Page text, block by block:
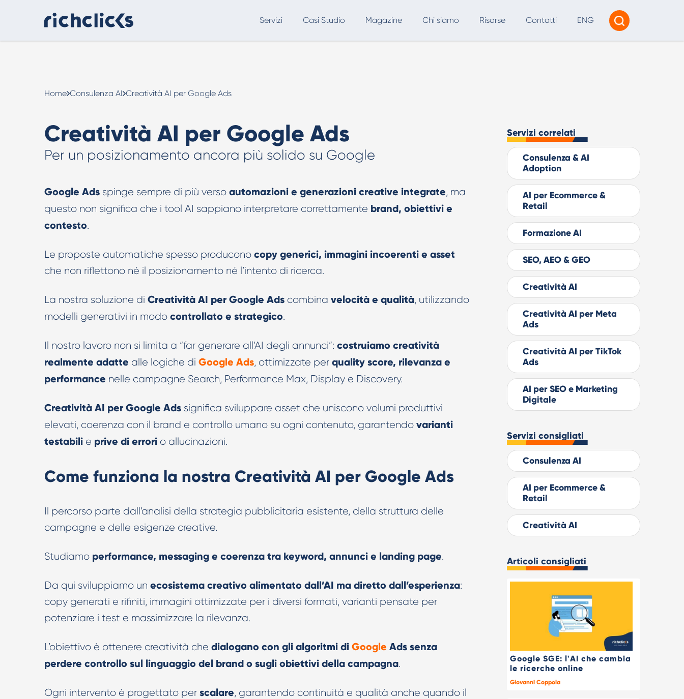
Servizi
Consulenza AI
Strumenti e strategie pratiche per usare
l’intelligenza artificiale in modo efficace.
AI per Ecommerce & Retail
Formazione AI
Creatività AI per Google Ads
Casi Studio Magazine Chi siamo Risorse Contatti ENG
Home Consulenza AI Creatività AI per Google Ads
Creatività AI per Google Ads
Per un posizionamento ancora più solido su Google
Google Ads spinge sempre di più verso automazioni e generazioni creative integrate, ma
questo non significa che i tool AI sappiano interpretare correttamente brand, obiettivi e
contesto.
Le proposte automatiche spesso producono copy generici, immagini incoerenti e asset
che non riflettono né il posizionamento né l’intento di ricerca.
La nostra soluzione di Creatività AI per Google Ads combina velocità e qualità, utilizzando
modelli generativi in modo controllato e strategico.
Il nostro lavoro non si limita a “far generare all’AI degli annunci”: costruiamo creatività
realmente adatte alle logiche di Google Ads, ottimizzate per quality score, rilevanza e
performance nelle campagne Search, Performance Max, Display e Discovery.
Creatività AI per Google Ads significa sviluppare asset che uniscono volumi produttivi
elevati, coerenza con il brand e controllo umano su ogni contenuto, garantendo varianti
testabili e prive di errori o allucinazioni.
Come funziona la nostra Creatività AI per Google Ads
Il percorso parte dall’analisi della strategia pubblicitaria esistente, della struttura delle
campagne e delle esigenze creative.
Studiamo performance, messaging e coerenza tra keyword, annunci e landing page.
Da qui sviluppiamo un ecosistema creativo alimentato dall’AI ma diretto dall’esperienza:
copy generati e rifiniti, immagini ottimizzate per i diversi formati, varianti pensate per
potenziare i test e massimizzare la rilevanza.
L’obiettivo è ottenere creatività che dialogano con gli algoritmi di Google Ads senza
perdere controllo sul linguaggio del brand o sugli obiettivi della campagna.
Ogni intervento è progettato per scalare, garantendo continuità e qualità anche quando il
Servizi correlati
Consulenza & AI
Adoption
AI per Ecommerce &
Retail
Formazione AI
SEO, AEO & GEO
Creatività AI
Creatività AI per Meta
Ads
Creatività AI per TikTok
Ads
AI per SEO e Marketing
Digitale
Servizi consigliati
Consulenza AI
AI per Ecommerce &
Retail
Creatività AI
Articoli consigliati
Google SGE: l'AI che cambia
le ricerche online
Giovanni Coppola